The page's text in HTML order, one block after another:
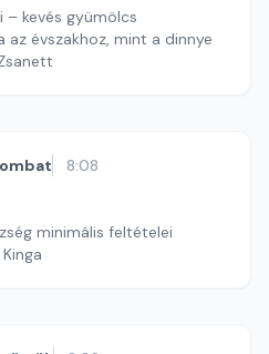
– kevés gyümölcs
az évszakhoz, mint a dinnye
8:08
minimális feltételei